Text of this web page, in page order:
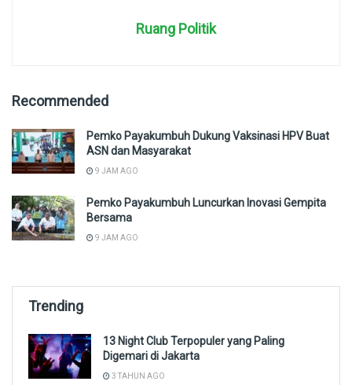
Ruang Politik
Recommended
Pemko Payakumbuh Dukung Vaksinasi HPV Buat
ASN dan Masyarakat
9 JAM AGO
Pemko Payakumbuh Luncurkan Inovasi Gempita
Bersama
9 JAM AGO
Trending
13 Night Club Terpopuler yang Paling
Digemari di Jakarta
3 TAHUN AGO